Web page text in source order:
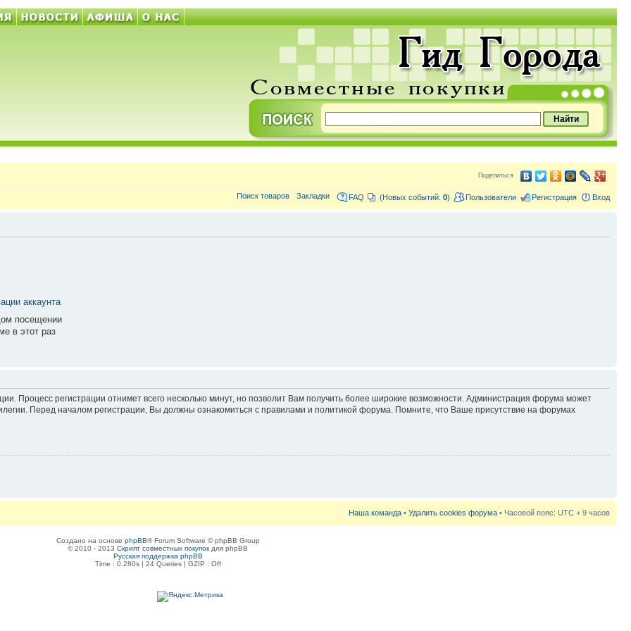
Поделиться
FAQ (Новых событий: 0) Пользователи Регистрация Вход
Поиск товаров Закладки
аккаунта
посещении
в этот раз
Процесс регистрации отнимет всего несколько минут, но позволит Вам получить более широкие возможности. Администрация форума может
Перед началом регистрации, Вы должны ознакомиться с правилами и политикой форума. Помните, что Ваше присутствие на форумах
Наша команда • Удалить cookies форума • Часовой пояс: UTC + 9 часов
Создано на основе phpBB® Forum Software © phpBB Group
© 2010 - 2013 Скрипт совместных покупок для phpBB
Русская поддержка phpBB
Time : 0.280s | 24 Queries | GZIP : Off